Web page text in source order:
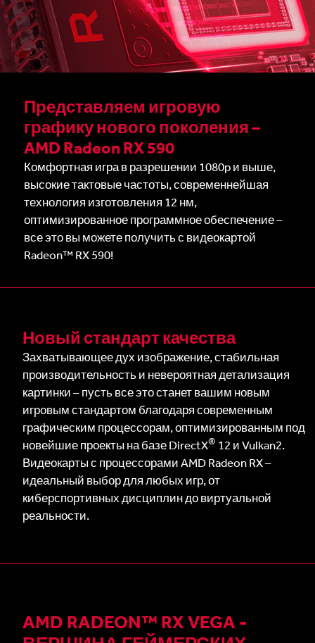
Представляем игровую
графику нового поколения –
AMD Radeon RX 590
Комфортная игра в разрешении 1080p и выше,
высокие тактовые частоты, современнейшая
технология изготовления 12 нм,
оптимизированное программное обеспечение –
все это вы можете получить с видеокартой
Radeon™ RX 590!
Новый стандарт качества
Захватывающее дух изображение, стабильная
производительность и невероятная детализация
картинки – пусть все это станет вашим новым
игровым стандартом благодаря современным
графическим процессорам, оптимизированным под
новейшие проекты на базе DirectX® 12 и Vulkan2.
Видеокарты с процессорами AMD Radeon RX –
идеальный выбор для любых игр, от
киберспортивных дисциплин до виртуальной
реальности.
AMD RADEON™ RX VEGA -